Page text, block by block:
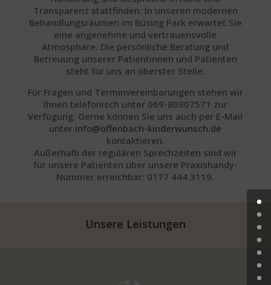
Transparenz stattfinden. In unseren modernen
Behandlungsräumen im Büsing Park erwartet Sie
eine angenehme und vertrauensvolle
Atmosphäre. Die persönliche Beratung und
Betreuung unserer Patientinnen und Patienten
steht für uns an oberster Stelle.
Für Fragen und Terminvereinbarungen stehen wir
Ihnen telefonisch unter 069-80907571 zur
Verfügung. Gerne können Sie uns auch per E-Mail
unter info@offenbach-kinderwunsch.de
kontaktieren.
Außerhalb der regulären Sprechzeiten sind wir
für unsere Patienten über unsere Praxishandy-
Nummer erreichbar: 0177 444 3119.
Unsere Leistungen